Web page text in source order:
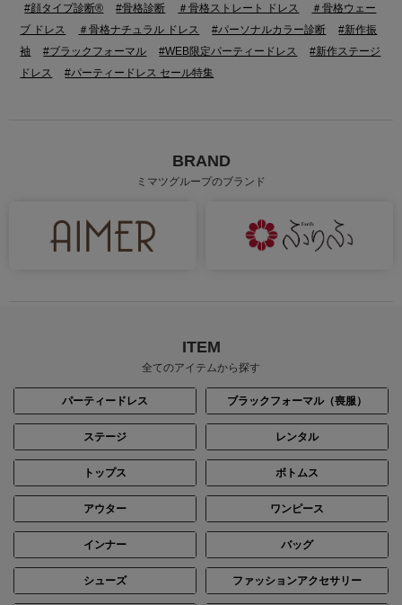
#顔タイプ診断® #骨格診断 ＃骨格ストレート ドレス
＃骨格ウェー
ブ ドレス
＃骨格ナチュラル ドレス #パーソナルカラー診断
#新作振
袖
#ブラックフォーマル #WEB限定パーティードレス
#新作ステージ
ドレス
#パーティードレス セール特集
BRAND
ミマツグループのブランド
ITEM
全てのアイテムから探す
パーティードレス ブラックフォーマル（喪服）
ステージ レンタル
トップス ボトムス
アウター ワンピース
インナー バッグ
シューズ ファッションアクセサリー